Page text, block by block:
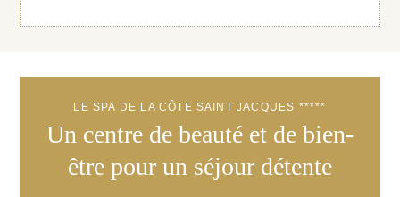
LE SPA DE LA CÔTE SAINT JACQUES *****
Un centre de beauté et de bien-
être pour un séjour détente